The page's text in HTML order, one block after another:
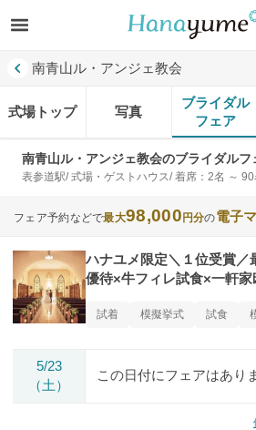
南青山ル・アンジェ教会
式場トップ 写真
ブライダル
フェア
南青山ル・アンジェ教会のブライダルフ
表参道駅/ 式場・ゲストハウス/ 着席：2名 ～ 90
フェア予約などで最大98,000 円分の電子
ハナユメ限定＼１位受賞／
優待×牛フィレ試食×一軒家
試着 模擬挙式 試食
5/23
（土）
この日付にフェアはあり